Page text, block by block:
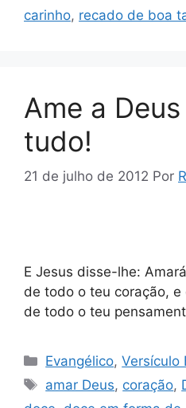
carinho, recado de boa
Ame a
tudo!
21 de julho de 2012 Por
E Jesus disse-lhe:
de todo o teu coração,
de todo o teu
Categorias
Evangélico,Versículo
Tags
amar Deus, coração,